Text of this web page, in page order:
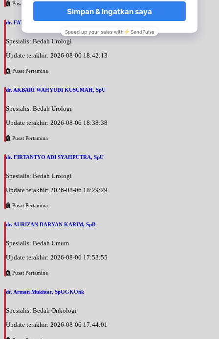
Pusat Pertamina
dr. FATAN ABSHARI, SpU
Spesialis: Bedah Urologi
Update terakhir: 2026-08-06 18:42:13
Pusat Pertamina
dr. AKBARI WAHYUDI KUSUMAH, SpU
Spesialis: Bedah Urologi
Update terakhir: 2026-08-06 18:38:38
Pusat Pertamina
dr. FIRTANTYO ADI SYAHPUTRA, SpU
Spesialis: Bedah Urologi
Update terakhir: 2026-08-06 18:29:29
Pusat Pertamina
dr. AURIZAN DARYAN KARIM, SpB
Spesialis: Bedah Umum
Update terakhir: 2026-08-06 17:53:55
Pusat Pertamina
dr. Arman Mukhtar, SpOGKOnk
Spesialis: Bedah Onkologi
Update terakhir: 2026-08-06 17:44:01